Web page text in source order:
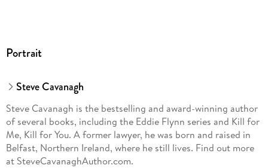
Portrait
Steve Cavanagh
Steve Cavanagh is the bestselling and award-winning author
of several books, including the Eddie Flynn series and Kill for
Me, Kill for You. A former lawyer, he was born and raised in
Belfast, Northern Ireland, where he still lives. Find out more
at SteveCavanaghAuthor.com.